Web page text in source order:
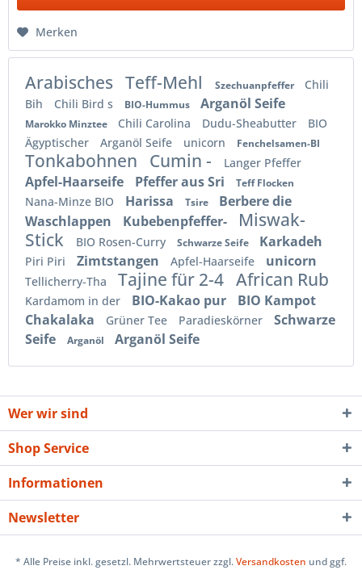
Merken
Arabisches Teff-Mehl Szechuanpfeffer
Chili
Bih
Chili Bird s BIO-Hummus Arganöl Seife
Marokko Minztee Chili Carolina Dudu-Sheabutter
BIO
Ägyptischer
Arganöl Seife unicorn Fenchelsamen-BI
Tonkabohnen Cumin - Langer Pfeffer
Apfel-Haarseife Pfeffer aus Sri Teff Flocken
Nana-Minze BIO Harissa Tsire
Berbere die
Waschlappen
Kubebenpfeffer-
Miswak-
Stick
BIO Rosen-Curry Schwarze Seife Karkadeh
Piri Piri Zimtstangen Apfel-Haarseife unicorn
Tellicherry-Tha Tajine für 2-4 African Rub
Kardamom in der BIO-Kakao pur
BIO Kampot
Chakalaka
Grüner Tee Paradieskörner
Schwarze
Seife
Arganöl Arganöl Seife
Wer wir sind
Shop Service
Informationen
Newsletter
* Alle Preise inkl. gesetzl. Mehrwertsteuer zzgl.Versandkosten und ggf.